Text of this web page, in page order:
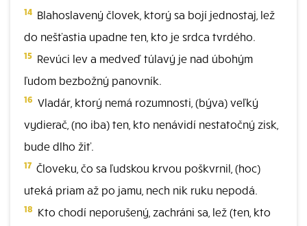
14 Blahoslavený človek, ktorý sa bojí jednostaj, lež
do nešťastia upadne ten, kto je srdca tvrdého.
15 Revúci lev a medveď túlavý je nad úbohým
ľudom bezbožný panovník.
16 Vladár, ktorý nemá rozumnosti, (býva) veľký
vydierač, (no iba) ten, kto nenávidí nestatočný zisk,
bude dlho žiť.
17 Človeku, čo sa ľudskou krvou poškvrnil, (hoc)
uteká priam až po jamu, nech nik ruku nepodá.
18 Kto chodí neporušený, zachráni sa, lež (ten, kto